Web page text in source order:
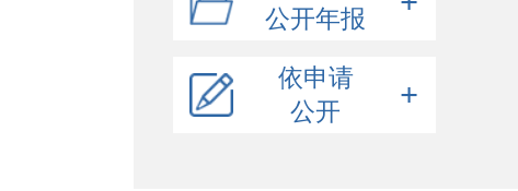
公开年报
公开年报
2025年
年度报表
依申请
公开